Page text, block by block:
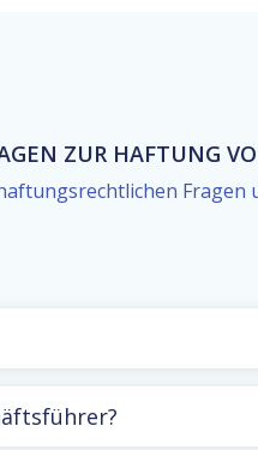
ZUR HAFTUNG